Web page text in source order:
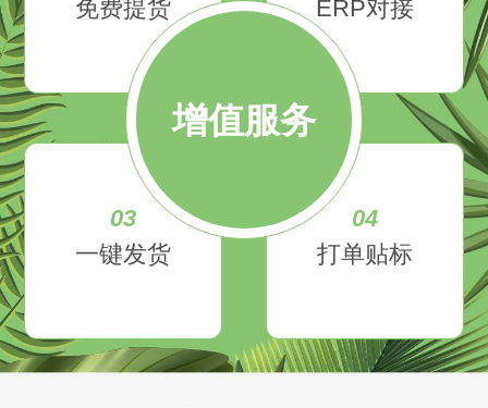
增值服务
免费提货
ERP对接
03
一键发货
04
打单贴标